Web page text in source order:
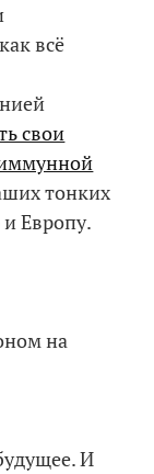
всё
свои
тонких
Европу.
на
И